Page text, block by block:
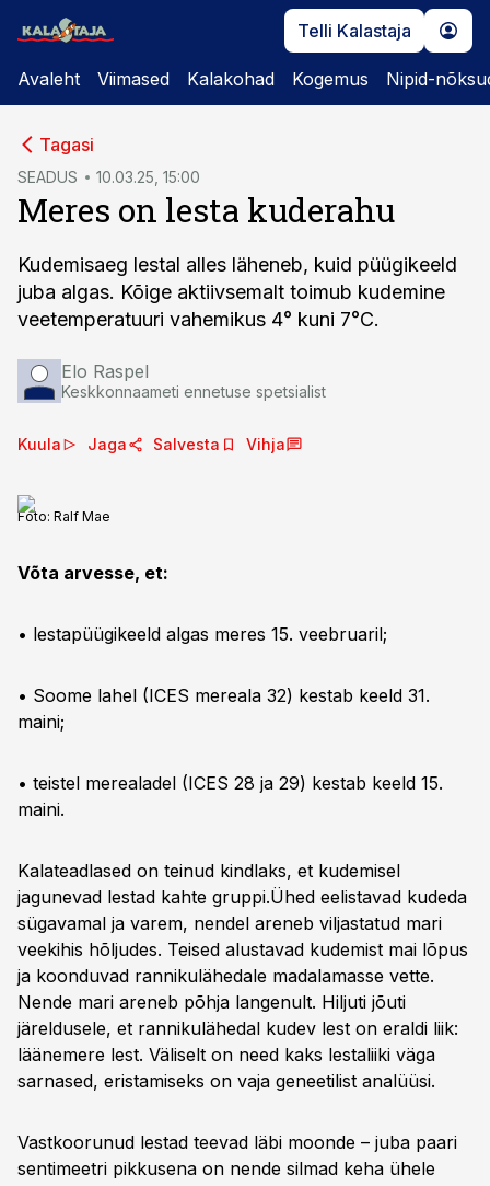
Telli Kalastaja
Avaleht Viimased Kalakohad Kogemus Nipid-
Tagasi
SEADUS 10.03.25, 15:00
Meres on lesta kuderahu
Kudemisaeg lestal alles läheneb, kuid püügikeeld
juba algas. Kõige aktiivsemalt toimub kudemine
veetemperatuuri vahemikus 4° kuni 7°C.
Elo Raspel
Keskkonnaameti ennetuse spetsialist
Kuula Jaga Salvesta Vihja
Foto: Ralf Mae
Võta arvesse, et:
• lestapüügikeeld algas meres 15. veebruaril;
• Soome lahel (ICES mereala 32) kestab keeld 31.
maini;
• teistel merealadel (ICES 28 ja 29) kestab keeld 15.
maini.
Kalateadlased on teinud kindlaks, et kudemisel
jagunevad lestad kahte gruppi.Ühed eelistavad kudeda
sügavamal ja varem, nendel areneb viljastatud mari
veekihis hõljudes. Teised alustavad kudemist mai lõpus
ja koonduvad rannikulähedale madalamasse vette.
Nende mari areneb põhja langenult. Hiljuti jõuti
järeldusele, et rannikulähedal kudev lest on eraldi liik:
läänemere lest. Väliselt on need kaks lestaliiki väga
sarnased, eristamiseks on vaja geneetilist analüüsi.
Vastkoorunud lestad teevad läbi moonde – juba paari
sentimeetri pikkusena on nende silmad keha ühele